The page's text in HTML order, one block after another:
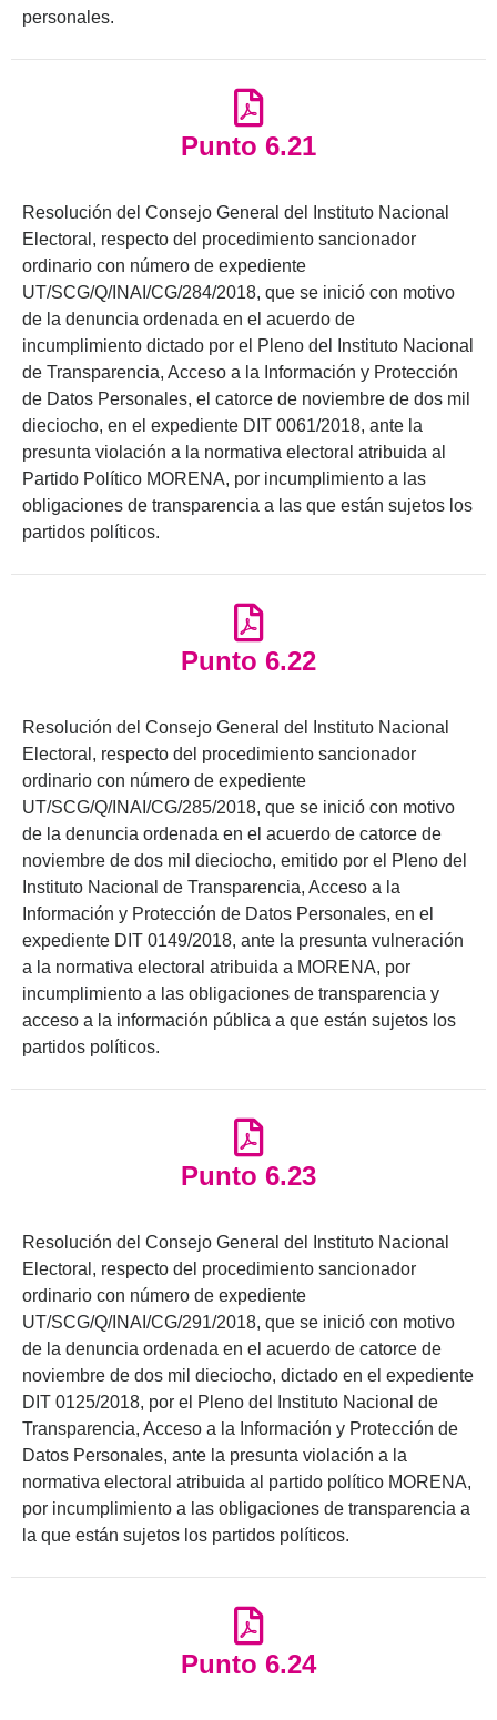
personales.
Punto 6.21
Resolución del Consejo General del Instituto Nacional
Electoral, respecto del procedimiento sancionador
ordinario con número de expediente
UT/SCG/Q/INAI/CG/284/2018, que se inició con motivo
de la denuncia ordenada en el acuerdo de
incumplimiento dictado por el Pleno del Instituto Nacional
de Transparencia, Acceso a la Información y Protección
de Datos Personales, el catorce de noviembre de dos mil
dieciocho, en el expediente DIT 0061/2018, ante la
presunta violación a la normativa electoral atribuida al
Partido Político MORENA, por incumplimiento a las
obligaciones de transparencia a las que están sujetos los
partidos políticos.
Punto 6.22
Resolución del Consejo General del Instituto Nacional
Electoral, respecto del procedimiento sancionador
ordinario con número de expediente
UT/SCG/Q/INAI/CG/285/2018, que se inició con motivo
de la denuncia ordenada en el acuerdo de catorce de
noviembre de dos mil dieciocho, emitido por el Pleno del
Instituto Nacional de Transparencia, Acceso a la
Información y Protección de Datos Personales, en el
expediente DIT 0149/2018, ante la presunta vulneración
a la normativa electoral atribuida a MORENA, por
incumplimiento a las obligaciones de transparencia y
acceso a la información pública a que están sujetos los
partidos políticos.
Punto 6.23
Resolución del Consejo General del Instituto Nacional
Electoral, respecto del procedimiento sancionador
ordinario con número de expediente
UT/SCG/Q/INAI/CG/291/2018, que se inició con motivo
de la denuncia ordenada en el acuerdo de catorce de
noviembre de dos mil dieciocho, dictado en el expediente
DIT 0125/2018, por el Pleno del Instituto Nacional de
Transparencia, Acceso a la Información y Protección de
Datos Personales, ante la presunta violación a la
normativa electoral atribuida al partido político MORENA,
por incumplimiento a las obligaciones de transparencia a
la que están sujetos los partidos políticos.
Punto 6.24